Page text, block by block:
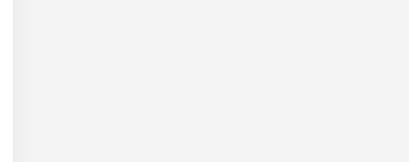
-